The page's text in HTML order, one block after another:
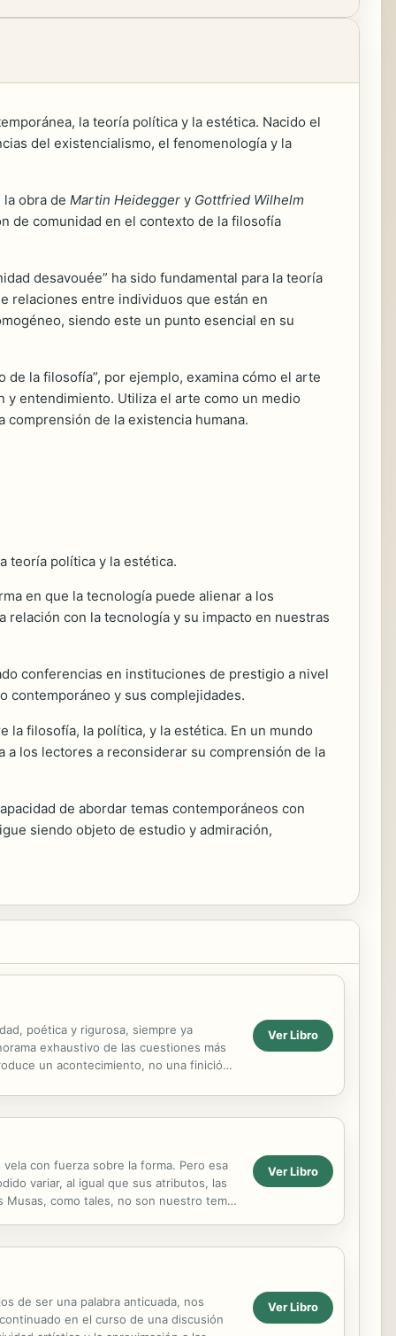
la teoría política y la estética. Nacido el
del existencialismo, el fenomenología y la
obra de Martin Heidegger y Gottfried Wilhelm
de comunidad en el contexto de la filosofía
desavouée” ha sido fundamental para la teoría
relaciones entre individuos que están en
siendo este un punto esencial en su
de la filosofía”, por ejemplo, examina cómo el arte
entendimiento. Utiliza el arte como un medio
de la existencia humana.
teoría política y la estética.
en que la tecnología puede alienar a los
con la tecnología y su impacto en nuestras
conferencias en instituciones de prestigio a nivel
contemporáneo y sus complejidades.
filosofía, la política, y la estética. En un mundo
a los lectores a reconsiderar su comprensión de la
de abordar temas contemporáneos con
siendo objeto de estudio y admiración,
poética y rigurosa, siempre ya
exhaustivo de las cuestiones más
un acontecimiento, no una finición.
Ver Libro
con fuerza sobre la forma. Pero esa
variar, al igual que sus atributos, las
como tales, no son nuestro tema:
Ver Libro
de ser una palabra anticuada, nos
en el curso de una discusión
Ver Libro